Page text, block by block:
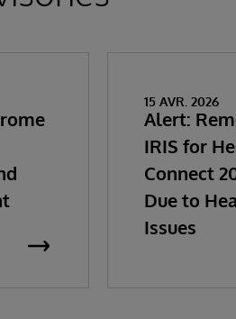
15 AVR. 2026
Alert:
IRIS for
Connect
Due to
Issues